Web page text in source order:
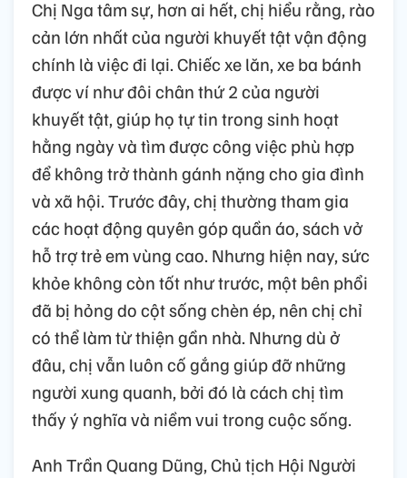
Chị Nga tâm sự, hơn ai hết, chị hiểu rằng, rào
cản lớn nhất của người khuyết tật vận động
chính là việc đi lại. Chiếc xe lăn, xe ba bánh
được ví như đôi chân thứ 2 của người
khuyết tật, giúp họ tự tin trong sinh hoạt
hằng ngày và tìm được công việc phù hợp
để không trở thành gánh nặng cho gia đình
và xã hội. Trước đây, chị thường tham gia
các hoạt động quyên góp quần áo, sách vở
hỗ trợ trẻ em vùng cao. Nhưng hiện nay, sức
khỏe không còn tốt như trước, một bên phổi
đã bị hỏng do cột sống chèn ép, nên chị chỉ
có thể làm từ thiện gần nhà. Nhưng dù ở
đâu, chị vẫn luôn cố gắng giúp đỡ những
người xung quanh, bởi đó là cách chị tìm
thấy ý nghĩa và niềm vui trong cuộc sống.
Anh Trần Quang Dũng, Chủ tịch Hội Người